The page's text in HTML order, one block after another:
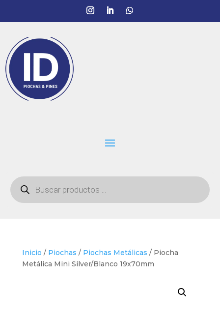
Búsqueda
de
productos
Inicio / Piochas / Piochas Metálicas / Piocha
Metálica Mini Silver/Blanco 19x70mm